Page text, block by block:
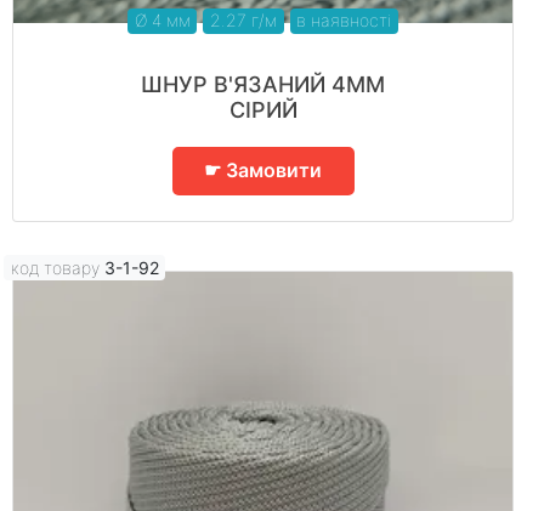
Ø 4 мм 2.27 г/м в наявності
ШНУР В'ЯЗАНИЙ 4ММ
СІРИЙ
☛ Замовити
код товару 3-1-92